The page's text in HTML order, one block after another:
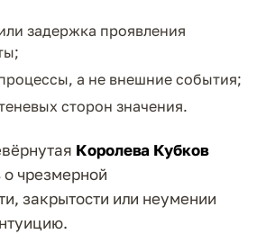
задержка проявления
а не внешние события;
сторон значения.
Королева Кубков
о чрезмерной
закрытости или неумении